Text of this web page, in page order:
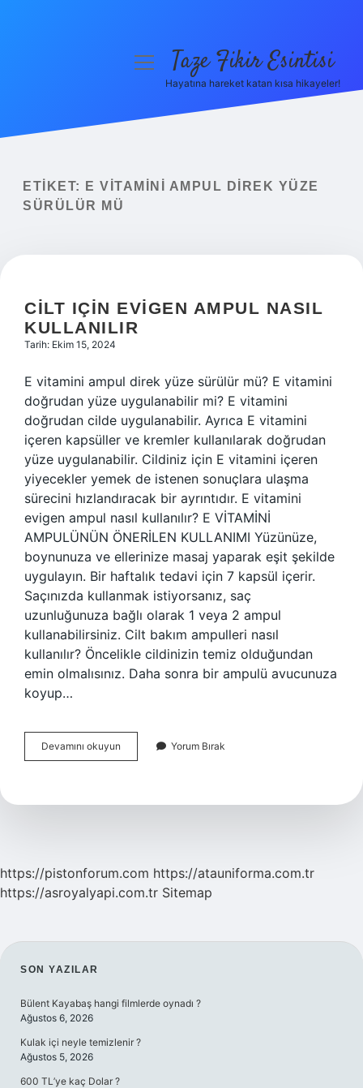
Yasal Uyarı
menüyüTaze Fikir Esintisi
Hayatına hareket katan kısa hikayeler!
ETIKET:
E VITAMINI AMPUL DIREK YÜZE
SÜRÜLÜR MÜ
CILT IÇIN EVIGEN AMPUL NASIL
KULLANILIR
Tarih: Ekim 15, 2024
E vitamini ampul direk yüze sürülür mü? E vitamini
doğrudan yüze uygulanabilir mi? E vitamini
doğrudan cilde uygulanabilir. Ayrıca E vitamini
içeren kapsüller ve kremler kullanılarak doğrudan
yüze uygulanabilir. Cildiniz için E vitamini içeren
yiyecekler yemek de istenen sonuçlara ulaşma
sürecini hızlandıracak bir ayrıntıdır. E vitamini
evigen ampul nasıl kullanılır? E VİTAMİNİ
AMPULÜNÜN ÖNERİLEN KULLANIMI Yüzünüze,
boynunuza ve ellerinize masaj yaparak eşit şekilde
uygulayın. Bir haftalık tedavi için 7 kapsül içerir.
Saçınızda kullanmak istiyorsanız, saç
uzunluğunuza bağlı olarak 1 veya 2 ampul
kullanabilirsiniz. Cilt bakım ampulleri nasıl
kullanılır? Öncelikle cildinizin temiz olduğundan
emin olmalısınız. Daha sonra bir ampulü avucunuza
koyup…
Devamını okuyun
Için
Nasıl
Yorum Bırak
https://pistonforum.com https://atauniforma.com.tr
https://asroyalyapi.com.tr Sitemap
SIDEBAR
SON YAZILAR
Bülent Kayabaş hangi filmlerde oynadı ?
Ağustos 6, 2026
Kulak içi neyle temizlenir ?
Ağustos 5, 2026
600 TL’ye kaç Dolar ?